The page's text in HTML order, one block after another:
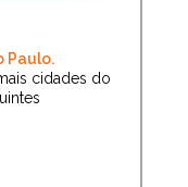
Paulo.
cidades do